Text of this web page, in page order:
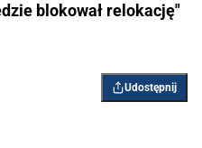
blokował relokację"
Udostępnij